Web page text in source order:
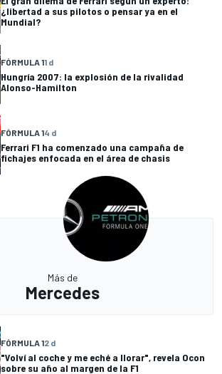
¿libertad a sus pilotos o pensar ya en el
Mundial?
FÓRMULA 11 d
Hungría 2007: la explosión de la rivalidad
Alonso-Hamilton
FÓRMULA 14 d
Ferrari F1 ha comenzado una campaña de
fichajes enfocada en el área de chasis
Más de
Mercedes
FÓRMULA 12 d
"Volví al coche y me eché a llorar", revela Ocon
sobre su año al margen de la F1